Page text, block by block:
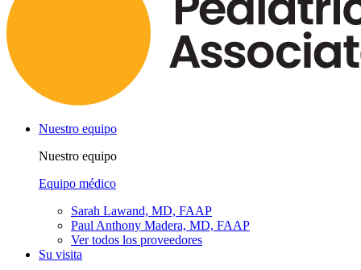
Nuestro equipo
Nuestro equipo
Equipo médico
Sarah Lawand, MD, FAAP
Paul Anthony Madera, MD, FAAP
Ver todos los proveedores
Su visita